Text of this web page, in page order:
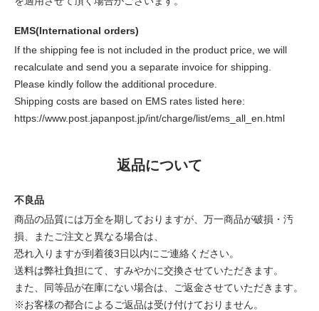
EMS(International orders)
If the shipping fee is not included in the product price, we will
recalculate and send you a separate invoice for shipping.
Please kindly follow the additional procedure.
Shipping costs are based on EMS rates listed here:
https://www.post.japanpost.jp/int/charge/list/ems_all_en.html
返品について
不良品
商品の品質には万全を期しておりますが、万一商品が破損・汚
損、またご注文と異なる場合は、
恐れ入りますが到着後3日以内にご連絡ください。
送料は弊社負担にて、すみやかに交換させていただきます。
また、同等品が在庫にない場合は、ご返金させていただきます。
※お客様の都合によるご返品は受け付けておりません。